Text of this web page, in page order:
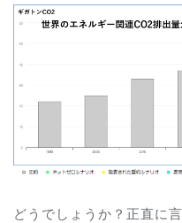
どうでしょうか？正直に